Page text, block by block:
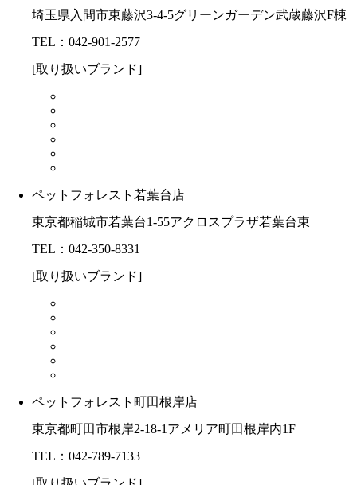
埼玉県入間市東藤沢3-4-5グリーンガーデン武蔵藤沢F棟
TEL：042-901-2577
[取り扱いブランド]
ペットフォレスト若葉台店
東京都稲城市若葉台1-55アクロスプラザ若葉台東
TEL：042-350-8331
[取り扱いブランド]
ペットフォレスト町田根岸店
東京都町田市根岸2-18-1アメリア町田根岸内1F
TEL：042-789-7133